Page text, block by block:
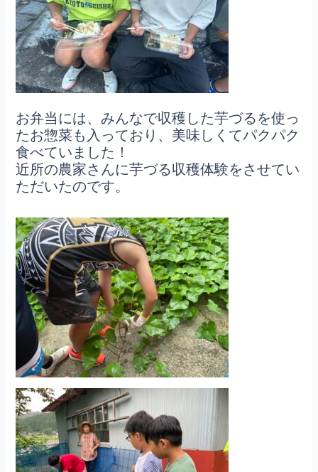
お弁当には、みんなで収穫した芋づるを使っ
たお惣菜も入っており、美味しくてパクパク
食べていました！
近所の農家さんに芋づる収穫体験をさせてい
ただいたのです。